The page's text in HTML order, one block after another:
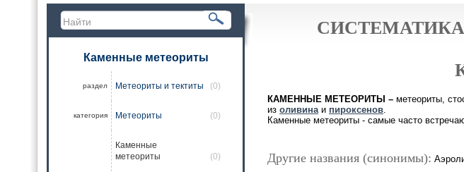
Каменные метеориты
раздел Метеориты и тектиты (0)
категория Метеориты (0)
Каменные
метеориты
(0)
КАМЕННЫЕ МЕТЕОРИТЫ – метеориты,
из оливинаи пироксенов.
Каменные метеориты - самые часто
Другие названия (синонимы):